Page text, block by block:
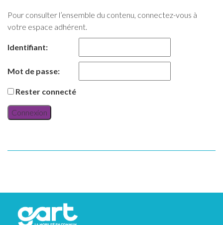
Pour consulter l’ensemble du contenu, connectez-vous à
votre espace adhérent.
Identifiant:
Mot de passe:
Rester connecté
Connexion